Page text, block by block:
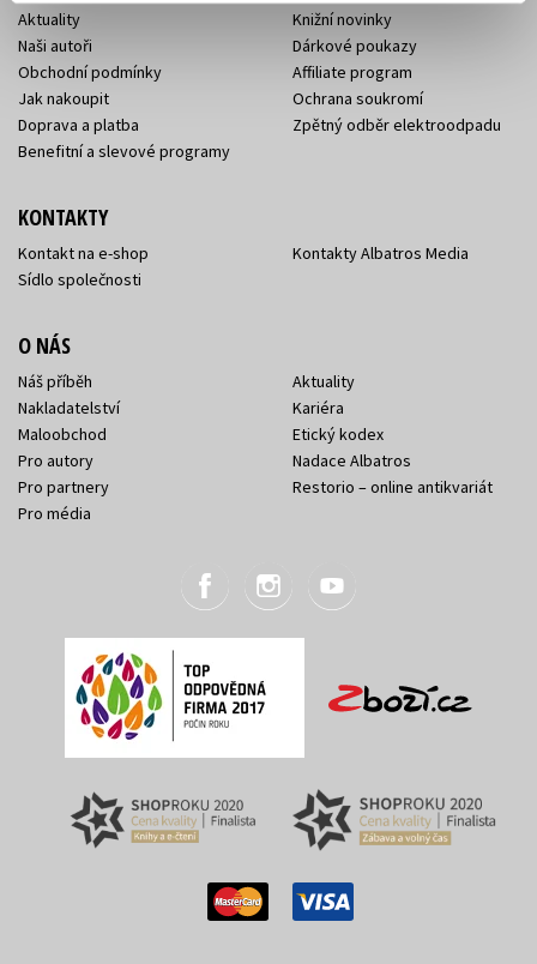
Aktuality
Naši autoři
Obchodní podmínky
Jak nakoupit
Doprava a platba
Benefitní a slevové programy
Knižní novinky
Dárkové poukazy
Affiliate program
Ochrana soukromí
Zpětný odběr elektroodpadu
KONTAKTY
Kontakt na e-shop
Sídlo společnosti
Kontakty Albatros Media
O NÁS
Náš příběh
Nakladatelství
Maloobchod
Pro autory
Pro partnery
Pro média
Aktuality
Kariéra
Etický kodex
Nadace Albatros
Restorio – online antikvariát